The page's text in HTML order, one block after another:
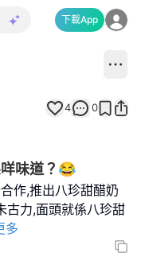
下載App
4 0
味道？😂
作,推出八珍甜醋奶
古力,面頭就係八珍甜
多